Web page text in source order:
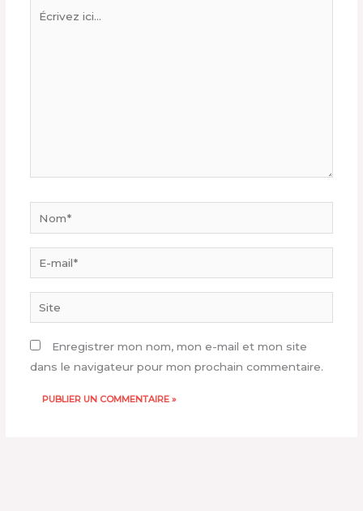
mail*
Site
Enregistrer mon nom, mon e-mail et mon site
dans le navigateur pour mon prochain commentaire.